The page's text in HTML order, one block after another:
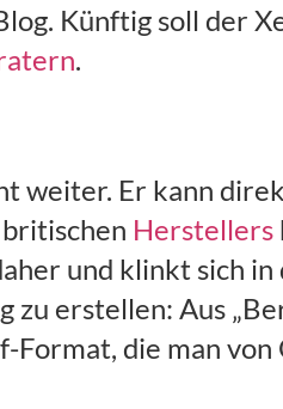
Künftig soll der
.
weiter. Er kann
Herstellers
und klinkt sich in
zu erstellen: Aus
Format, die man